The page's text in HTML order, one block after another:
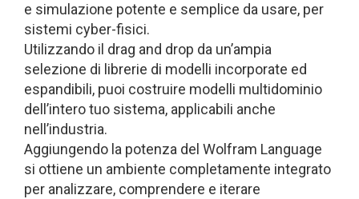
e simulazione potente e semplice da usare, per
sistemi cyber-fisici.
Utilizzando il drag and drop da un’ampia
selezione di librerie di modelli incorporate ed
espandibili, puoi costruire modelli multidominio
dell’intero tuo sistema, applicabili anche
nell’industria.
Aggiungendo la potenza del Wolfram Language
si ottiene un ambiente completamente integrato
per analizzare, comprendere e iterare